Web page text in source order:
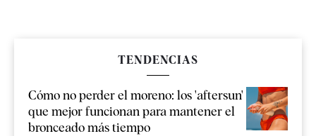
TENDENCIAS
Cómo no perder el moreno: los 'aftersun'
que mejor funcionan para mantener el
bronceado más tiempo